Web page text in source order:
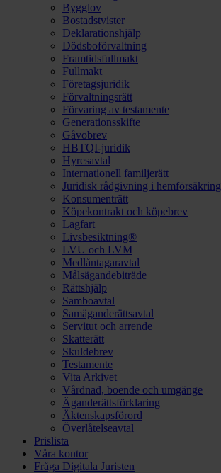
Bygglov
Bostadstvister
Deklarationshjälp
Dödsboförvaltning
Framtidsfullmakt
Fullmakt
Företagsjuridik
Förvaltningsrätt
Förvaring av testamente
Generationsskifte
Gåvobrev
HBTQI-juridik
Hyresavtal
Internationell familjerätt
Juridisk rådgivning i hemförsäkring
Konsumenträtt
Köpekontrakt och köpebrev
Lagfart
Livsbesiktning®
LVU och LVM
Medlåntagaravtal
Målsägandebiträde
Rättshjälp
Samboavtal
Samäganderättsavtal
Servitut och arrende
Skatterätt
Skuldebrev
Testamente
Vita Arkivet
Vårdnad, boende och umgänge
Äganderättsförklaring
Äktenskapsförord
Överlåtelseavtal
Prislista
Våra kontor
Fråga Digitala Juristen